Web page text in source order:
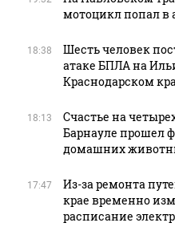
мотоцикл попал в
18:38
Шесть человек
атаке БПЛА на
Краснодарском
18:13
Счастье на
Барнауле прошел
домашних
17:47
Из-за ремонта
крае временно
расписание